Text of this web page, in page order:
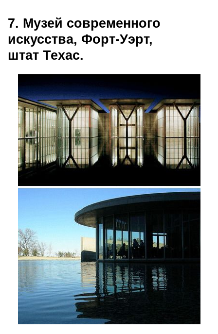
7. Музей современного
искусства, Форт-Уэрт,
штат Техас.